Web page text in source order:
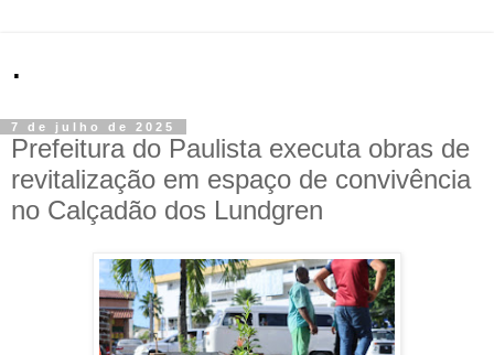
.
7 de julho de 2025
Prefeitura do Paulista executa obras de
revitalização em espaço de convivência
no Calçadão dos Lundgren